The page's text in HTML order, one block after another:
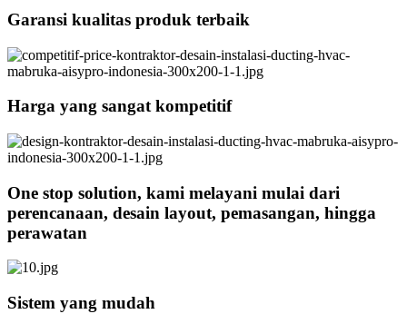
Garansi kualitas produk terbaik
Harga yang sangat kompetitif
One stop solution, kami melayani mulai dari
perencanaan, desain layout, pemasangan, hingga
perawatan
Sistem yang mudah